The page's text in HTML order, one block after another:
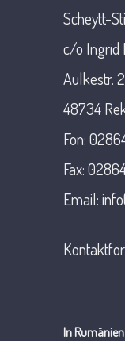
Scheytt-
c/o Ingrid
Aulkestr.
48734
Fon:
Fax:
Email:
In Rumänien